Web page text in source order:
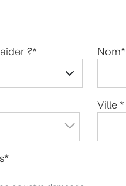
?* Nom*
Ville*
*